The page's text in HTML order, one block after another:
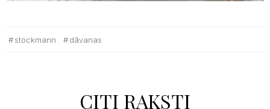
stockmann dāvanas
CITI RAKSTI